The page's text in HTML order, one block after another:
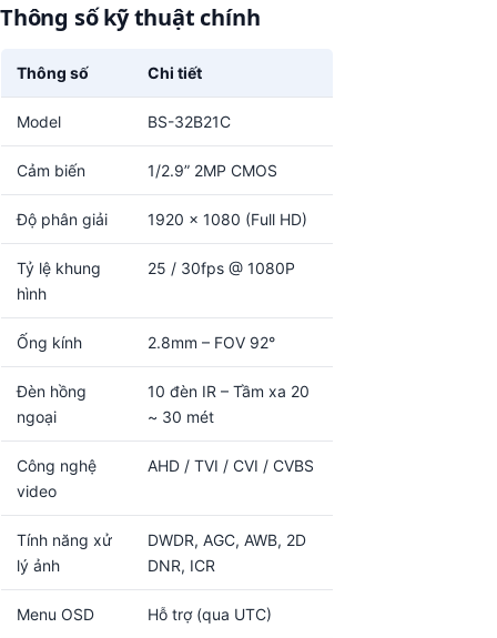
Thông số kỹ thuật chính
Thông số Chi tiết
Model BS-32B21C
Cảm biến 1/2.9” 2MP CMOS
Độ phân giải 1920 x 1080 (Full HD)
Tỷ lệ khung
hình
25 / 30fps @ 1080P
Ống kính 2.8mm – FOV 92°
Đèn hồng
ngoại
10 đèn IR – Tầm xa 20
~ 30 mét
Công nghệ
video
AHD / TVI / CVI / CVBS
Tính năng xử
lý ảnh
DWDR, AGC, AWB, 2D
DNR, ICR
Menu OSD Hỗ trợ (qua UTC)